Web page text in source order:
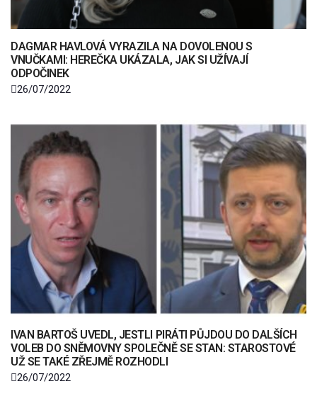
DAGMAR HAVLOVÁ VYRAZILA NA DOVOLENOU S
VNUČKAMI: HEREČKA UKÁZALA, JAK SI UŽÍVAJÍ
ODPOČINEK
26/07/2022
IVAN BARTOŠ UVEDL, JESTLI PIRÁTI PŮJDOU DO DALŠÍCH
VOLEB DO SNĚMOVNY SPOLEČNĚ SE STAN: STAROSTOVÉ
UŽ SE TAKÉ ZŘEJMĚ ROZHODLI
26/07/2022